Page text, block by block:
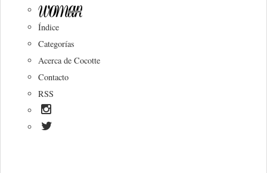
Índice
Categorías
Acerca de Cocotte
Contacto
RSS